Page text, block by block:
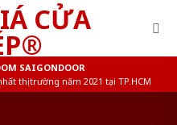
SAIGONDOOR
thị trường năm 2021 tại TP.HCM